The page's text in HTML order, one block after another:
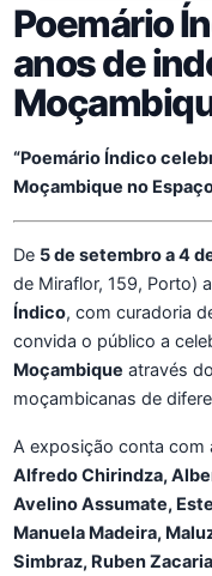
Poemário
anos de
“Poemário Índico
Moçambique no
De 5 de setembro a 4
de Miraflor, 159, Porto)
Índico, com curadoria
convida o público a
Moçambique através
moçambicanas de
A exposição conta com
Alfredo Chirindza,
Avelino Assumate,
Manuela Madeira,
Simbraz, Ruben